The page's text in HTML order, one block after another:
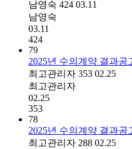
남영숙 424 03.11
남영숙
03.11
424
79
2025년 수의계약 결과
최고관리자 353 02.25
최고관리자
02.25
353
78
2025년 수의계약 결과
최고관리자 288 02.25